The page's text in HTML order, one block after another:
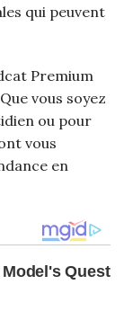
qui peuvent
Premium
vous soyez
ou pour
vous
en